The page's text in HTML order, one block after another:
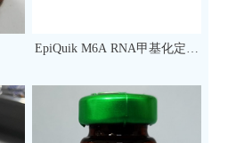
EpiQuik M6A RNA甲基化定量
次）